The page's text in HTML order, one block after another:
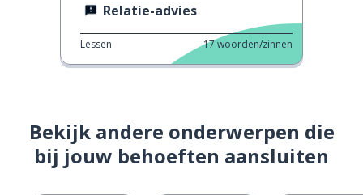
Relatie-advies
Lessen 17woorden/zinnen
Bekijk andere onderwerpen die
bij jouw behoeften aansluiten